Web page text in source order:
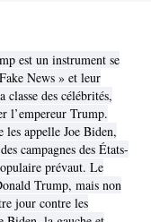
est un instrument se
News » et leur
des célébrités,
l’empereur Trump.
appelle Joe Biden,
campagnes des États-
prévaut. Le
Trump, mais non
jour contre les